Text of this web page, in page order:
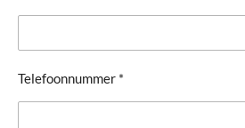
Telefoonnummer *